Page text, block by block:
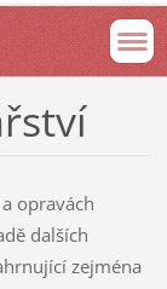
opravách
dalších
zejména